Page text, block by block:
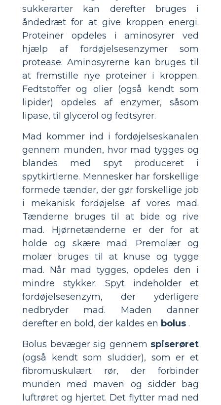
sukkerarter kan derefter bruges i
åndedræt for at give kroppen energi.
Proteiner opdeles i aminosyrer ved
hjælp af fordøjelsesenzymer som
protease. Aminosyrerne kan bruges til
at fremstille nye proteiner i kroppen.
Fedtstoffer og olier (også kendt som
lipider) opdeles af enzymer, såsom
lipase, til glycerol og fedtsyrer.
Mad kommer ind i fordøjelseskanalen
gennem munden, hvor mad tygges og
blandes med spyt produceret i
spytkirtlerne. Mennesker har forskellige
formede tænder, der gør forskellige job
i mekanisk fordøjelse af vores mad.
Tænderne bruges til at bide og rive
mad. Hjørnetænderne er der for at
holde og skære mad. Premolær og
molær bruges til at knuse og tygge
mad. Når mad tygges, opdeles den i
mindre stykker. Spyt indeholder et
fordøjelsesenzym, der yderligere
nedbryder mad. Maden danner
derefter en bold, der kaldes en bolus .
Bolus bevæger sig gennem spiserøret
(også kendt som sludder), som er et
fibromuskulært rør, der forbinder
munden med maven og sidder bag
luftrøret og hjertet. Det flytter mad ned